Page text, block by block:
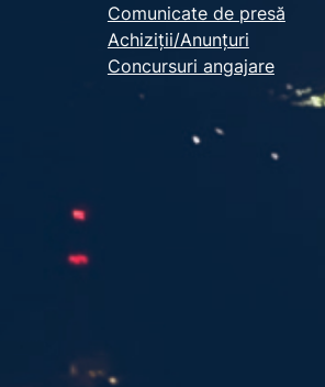
a
r
c
Comunicate de presă
Achiziții/Anunțuri
Concursuri angajare